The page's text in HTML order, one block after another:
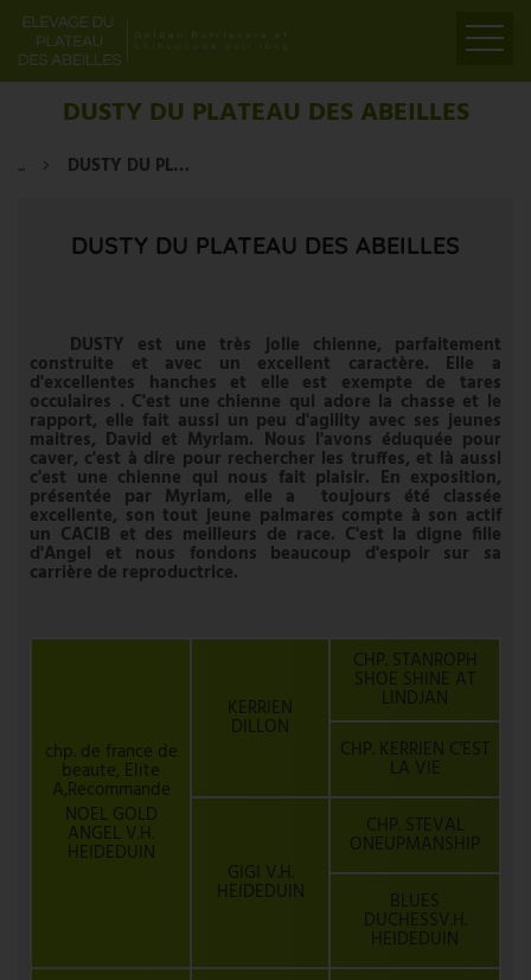
ACCUEIL
LIENS
PARTENAIRES
CONTACT
DUSTY DU PLATEAU DES ABEILLES
... DUSTY DU PLATEAU DES ABEILLES
DUSTY DU PLATEAU DES ABEILLES
DUSTY est une très jolie chienne, parfaitement
construite et avec un excellent caractère. Elle a
d'excellentes hanches et elle est exempte de tares
occulaires . C'est une chienne qui adore la chasse et le
rapport, elle fait aussi un peu d'agility avec ses jeunes
maitres, David et Myriam. Nous l'avons éduquée pour
caver, c'est à dire pour rechercher les truffes, et là aussi
c'est une chienne qui nous fait plaisir. En exposition,
présentée par Myriam, elle a toujours été classée
excellente, son tout jeune palmares compte à son actif
un CACIB et des meilleurs de race. C'est la digne fille
d'Angel et nous fondons beaucoup d'espoir sur sa
carrière de reproductrice.
chp. de france de
beaute, Elite
A,Recommande
NOEL GOLD
ANGEL V.H.
HEIDEDUIN
KERRIEN
DILLON
CHP. STANROPH
SHOE SHINE AT
LINDJAN
CHP. KERRIEN C'EST
LA VIE
GIGI V.H.
HEIDEDUIN
CHP. STEVAL
ONEUPMANSHIP
BLUES
DUCHESSV.H.
HEIDEDUIN